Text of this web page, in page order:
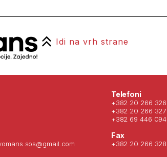
Idi na vrh strane
Telefoni
+382 20 266 326
+382 20 266 327
+382 69 446 094
Fax
+382 20 266 328